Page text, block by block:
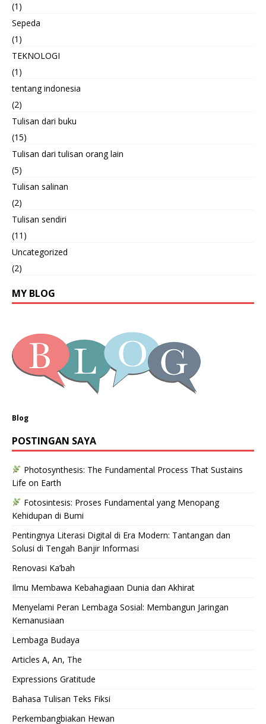
(1)
Sepeda
(1)
TEKNOLOGI
(1)
tentang indonesia
(2)
Tulisan dari buku
(15)
Tulisan dari tulisan orang lain
(5)
Tulisan salinan
(2)
Tulisan sendiri
(11)
Uncategorized
(2)
MY BLOG
Blog
POSTINGAN SAYA
Photosynthesis: The Fundamental Process That Sustains
Life on Earth
Fotosintesis: Proses Fundamental yang Menopang
Kehidupan di Bumi
Pentingnya Literasi Digital di Era Modern: Tantangan dan
Solusi di Tengah Banjir Informasi
Renovasi Ka’bah
Ilmu Membawa Kebahagiaan Dunia dan Akhirat
Menyelami Peran Lembaga Sosial: Membangun Jaringan
Kemanusiaan
Lembaga Budaya
Articles A, An, The
Expressions Gratitude
Bahasa Tulisan Teks Fiksi
Perkembangbiakan Hewan